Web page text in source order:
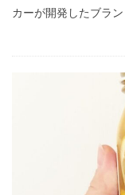
カーが開発したブラ